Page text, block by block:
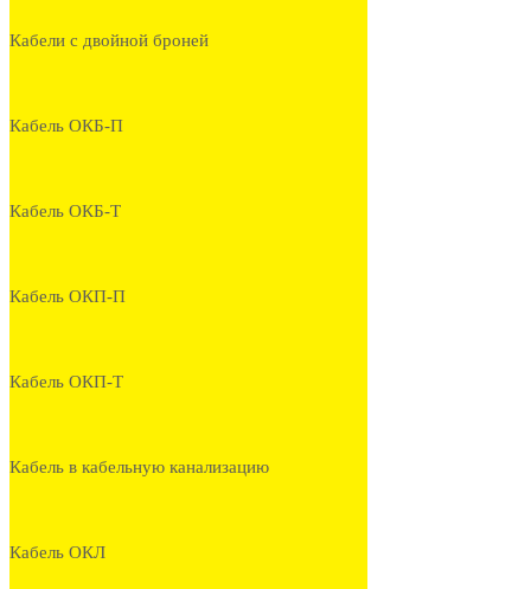
Кабели с двойной броней
Кабель ОКБ-П
Кабель ОКБ-Т
Кабель ОКП-П
Кабель ОКП-Т
Кабель в кабельную канализацию
Кабель ОКЛ